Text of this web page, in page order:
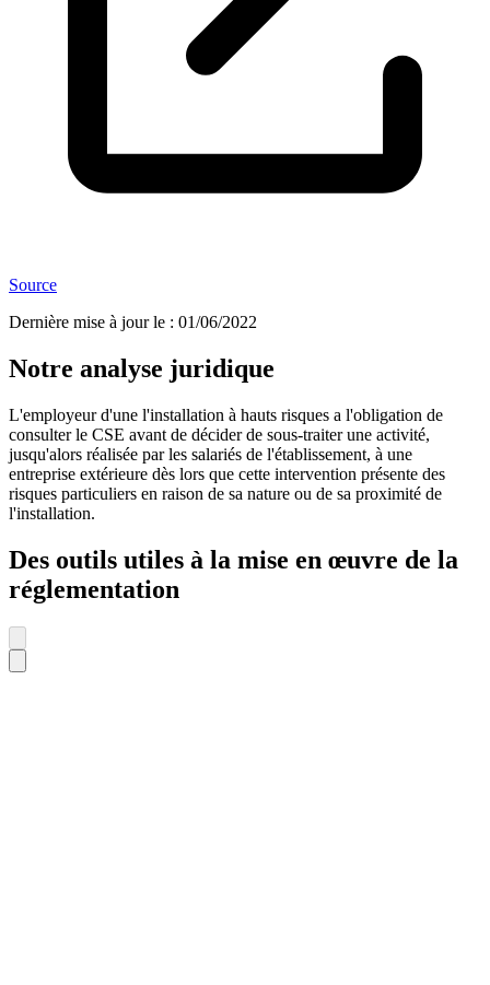
Source
Dernière mise à jour le : 01/06/2022
Notre analyse juridique
L'employeur d'une l'installation à hauts risques a l'obligation de
consulter le CSE avant de décider de sous-traiter une activité,
jusqu'alors réalisée par les salariés de l'établissement, à une
entreprise extérieure dès lors que cette intervention présente des
risques particuliers en raison de sa nature ou de sa proximité de
l'installation.
Des outils utiles à la mise en œuvre de la
réglementation